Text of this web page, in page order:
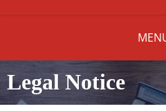
Legal Notice